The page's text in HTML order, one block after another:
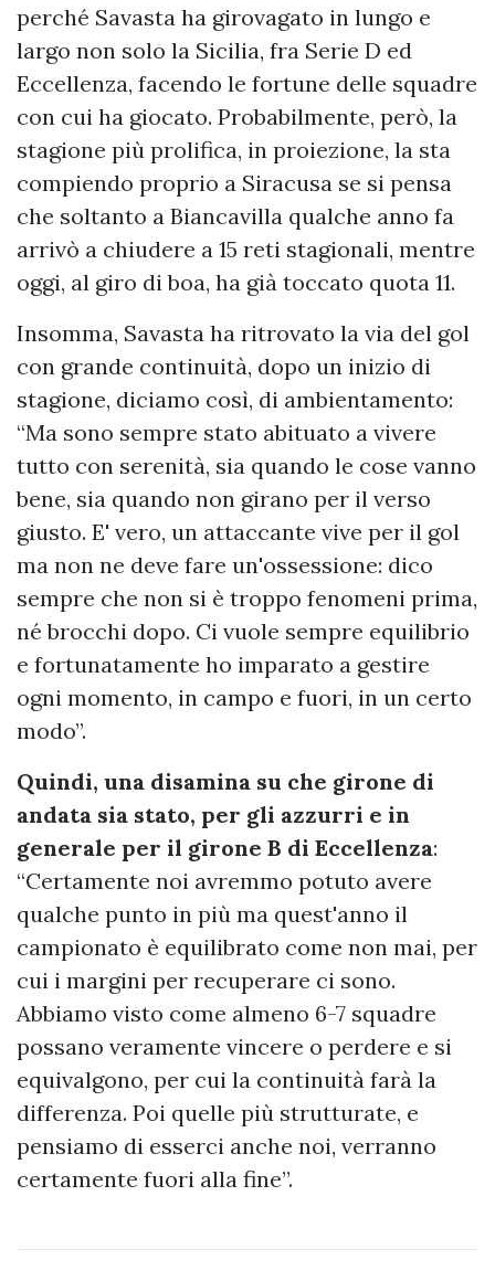
perché Savasta ha girovagato in lungo e
largo non solo la Sicilia, fra Serie D ed
Eccellenza, facendo le fortune delle squadre
con cui ha giocato. Probabilmente, però, la
stagione più prolifica, in proiezione, la sta
compiendo proprio a Siracusa se si pensa
che soltanto a Biancavilla qualche anno fa
arrivò a chiudere a 15 reti stagionali, mentre
oggi, al giro di boa, ha già toccato quota 11.
Insomma, Savasta ha ritrovato la via del gol
con grande continuità, dopo un inizio di
stagione, diciamo così, di ambientamento:
“Ma sono sempre stato abituato a vivere
tutto con serenità, sia quando le cose vanno
bene, sia quando non girano per il verso
giusto. E' vero, un attaccante vive per il gol
ma non ne deve fare un'ossessione: dico
sempre che non si è troppo fenomeni prima,
né brocchi dopo. Ci vuole sempre equilibrio
e fortunatamente ho imparato a gestire
ogni momento, in campo e fuori, in un certo
modo”.
Quindi, una disamina su che girone di
andata sia stato, per gli azzurri e in
generale per il girone B di Eccellenza:
“Certamente noi avremmo potuto avere
qualche punto in più ma quest'anno il
campionato è equilibrato come non mai, per
cui i margini per recuperare ci sono.
Abbiamo visto come almeno 6-7 squadre
possano veramente vincere o perdere e si
equivalgono, per cui la continuità farà la
differenza. Poi quelle più strutturate, e
pensiamo di esserci anche noi, verranno
certamente fuori alla fine”.